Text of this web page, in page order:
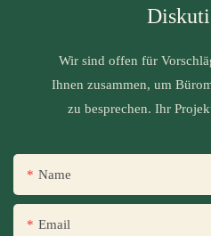
Wir sind offen für
Ihnen zusammen, um
zu besprechen. Ihr
Name
Email